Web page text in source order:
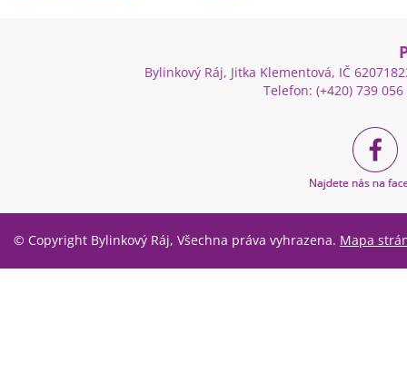
Bylinkový Ráj, Jitka Klementová, IČ
Telefon: (+420) 739
© Copyright Bylinkový Ráj, Všechna práva vyhrazena. Mapa